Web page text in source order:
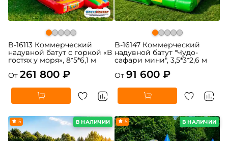
B-16113 Коммерческий
надувной батут с горкой «В
гостях у моря», 8*5*6,1 м
От 261 800 ₽
B-16147 Коммерческий
надувной батут "Чудо-
сафари мини", 3,5*3*2,6 м
От 91 600 ₽
В НАЛИЧИИ
5 В НАЛИЧИИ
5